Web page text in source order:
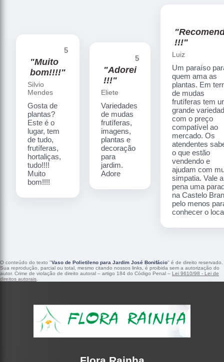
5
"Muito
bom!!!!"
Silvio
Mendes
Gosta de
plantas?
Este é o
lugar, tem
de tudo,
frutíferas,
hortaliças,
tudo!!!!
Muito
bom!!!!
5
"Adorei
!!!"
Eliete
Variedades
de mudas
frutíferas,
imagens,
plantas e
decoração
para
jardim.
Adore
!!!"
Luiz
Um paraíso
quem ama as
plantas. Em
de mudas
frutíferas tem
grande
com o preço
compatível ao
mercado. Os
atendentes
o que estão
vendendo e
ajudam com
simpatia. Vale a
pena uma
na Castelo
pelo menos
conhecer o
O conteúdo do texto "Vaso de Polietileno para Jardim José Bonifácio" é de direito reservado.
Sua reprodução, parcial ou total, mesmo citando nossos links, é proibida sem a autorização do
autor. Crime de violação de direito autoral – artigo 184 do Código Penal – Lei 9610/98 - Lei de
direitos autorais